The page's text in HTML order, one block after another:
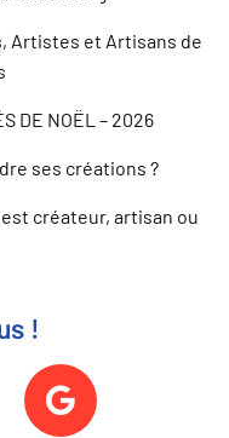
Artistes et Artisans de
DE NOËL – 2026
ses créations ?
créateur, artisan ou
!